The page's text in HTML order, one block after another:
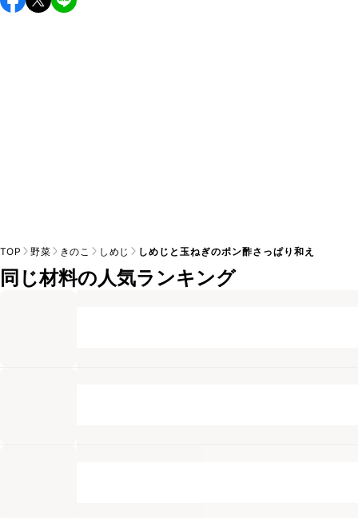
し上がりください。
TOP 野菜 きのこ しめじ しめじと玉ねぎのポン酢さっぱり和え
同じ材料の人気ランキング